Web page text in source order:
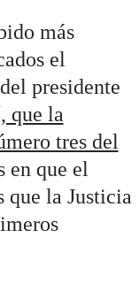
más
el
presidente
que la
tres del
en que el
que la Justicia